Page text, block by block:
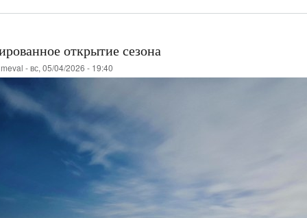
открытие сезона
meval -вс, 05/04/2026 - 19:40